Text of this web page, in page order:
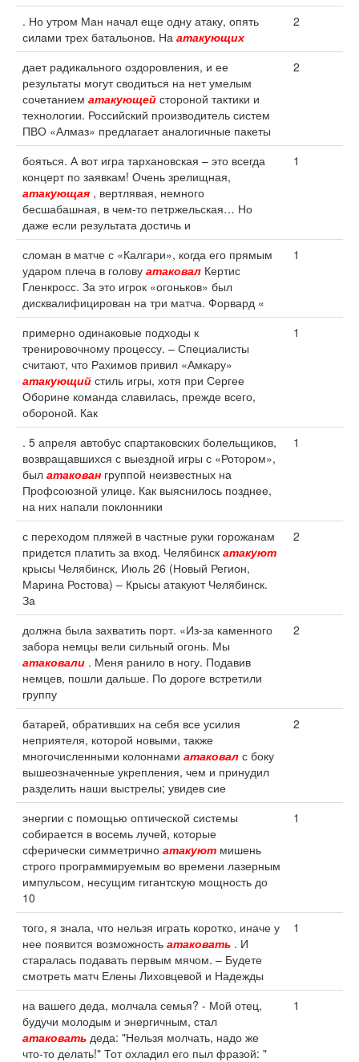
. Но утром Ман начал еще одну атаку, опять
силами трех батальонов. На атакующих
2
дает радикального оздоровления, и ее
результаты могут сводиться на нет умелым
сочетанием атакующей стороной тактики и
технологии. Российский производитель систем
ПВО «Алмаз» предлагает аналогичные пакеты
2
бояться. А вот игра тархановская – это всегда
концерт по заявкам! Очень зрелищная,
атакующая , вертлявая, немного
бесшабашная, в чем-то петржельская… Но
даже если результата достичь и
1
сломан в матче с «Калгари», когда его прямым
ударом плеча в голову атаковал Кертис
Гленкросс. За это игрок «огоньков» был
дисквалифицирован на три матча. Форвард «
1
примерно одинаковые подходы к
тренировочному процессу. – Специалисты
считают, что Рахимов привил «Амкару»
атакующий стиль игры, хотя при Сергее
Оборине команда славилась, прежде всего,
обороной. Как
1
. 5 апреля автобус спартаковских болельщиков,
возвращавшихся с выездной игры с «Ротором»,
был атакован группой неизвестных на
Профсоюзной улице. Как выяснилось позднее,
на них напали поклонники
1
с переходом пляжей в частные руки горожанам
придется платить за вход. Челябинск атакуют
крысы Челябинск, Июль 26 (Новый Регион,
Марина Ростова) – Крысы атакуют Челябинск.
За
2
должна была захватить порт. «Из-за каменного
забора немцы вели сильный огонь. Мы
атаковали . Меня ранило в ногу. Подавив
немцев, пошли дальше. По дороге встретили
группу
2
батарей, обративших на себя все усилия
неприятеля, которой новыми, также
многочисленными колоннами атаковал с боку
вышеозначенные укрепления, чем и принудил
разделить наши выстрелы; увидев сие
2
энергии с помощью оптической системы
собирается в восемь лучей, которые
сферически симметрично атакуют мишень
строго программируемым во времени лазерным
импульсом, несущим гигантскую мощность до
10
1
того, я знала, что нельзя играть коротко, иначе у
нее появится возможность атаковать . И
старалась подавать первым мячом. – Будете
смотреть матч Елены Лиховцевой и Надежды
1
на вашего деда, молчала семья? - Мой отец,
будучи молодым и энергичным, стал
атаковать деда: "Нельзя молчать, надо же
что-то делать!" Тот охладил его пыл фразой: "
1